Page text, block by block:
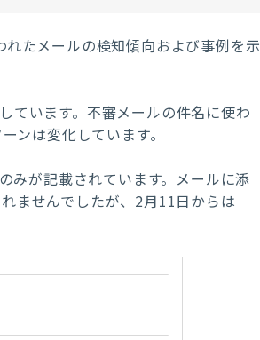
たメールの検知傾向および事例を示
ています。不審メールの件名に使わ
ンは変化しています。
みが記載されています。メールに添
ませんでしたが、 2月11日からは